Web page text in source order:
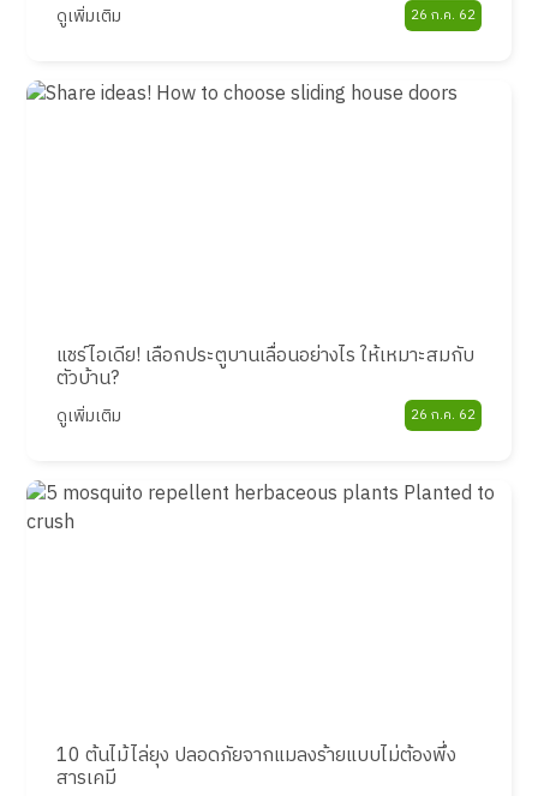
ดูเพิ่มเติม 26 ก.ค. 62
แชร์ไอเดีย! เลือกประตูบานเลื่อนอย่างไร ให้เหมาะสมกับ
ตัวบ้าน?
ดูเพิ่มเติม 26 ก.ค. 62
10 ต้นไม้ไล่ยุง ปลอดภัยจากแมลงร้ายแบบไม่ต้องพึ่ง
สารเคมี